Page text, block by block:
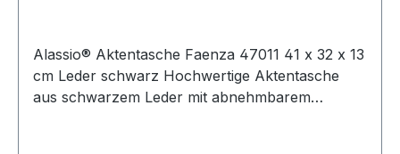
Alassio® Aktentasche Faenza 47011 41 x 32 x 13
cm Leder schwarz Hochwertige Aktentasche
aus schwarzem Leder mit abnehmbarem